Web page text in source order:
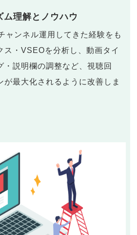
ム理解とノウハウ
ャンネル運用してきた経験をも
ス・VSEOを分析し、動画タイ
・説明欄の調整など、視聴回
が最大化されるように改善しま